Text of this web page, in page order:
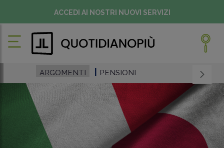
ACCEDI AI NOSTRI NUOVI SERVIZI
ARGOMENTI PENSIONI